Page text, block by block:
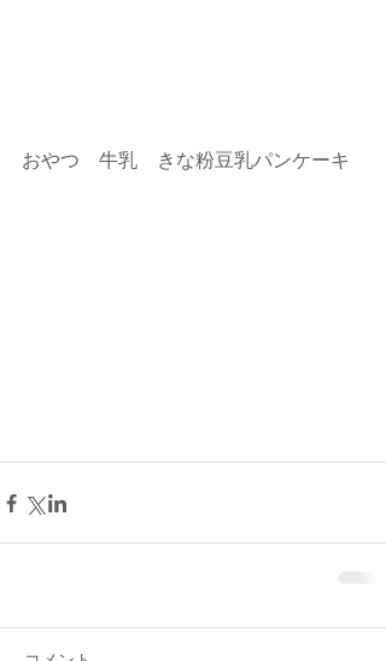
おやつ　牛乳　きな粉豆乳パンケーキ